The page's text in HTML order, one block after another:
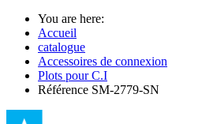
You are here:
Accueil
catalogue
Accessoires de connexion
Plots pour C.I
Référence SM-2779-SN